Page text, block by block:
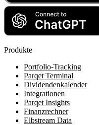
Produkte
Portfolio-Tracking
Parqet Terminal
Dividendenkalender
Integrationen
Parqet Insights
Finanzrechner
Elbstream Data